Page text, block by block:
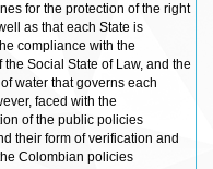
for the protection of the right
as that each State is
compliance with the
the Social State of Law, and the
water that governs each
faced with the
of the public policies
their form of verification and
Colombian policies